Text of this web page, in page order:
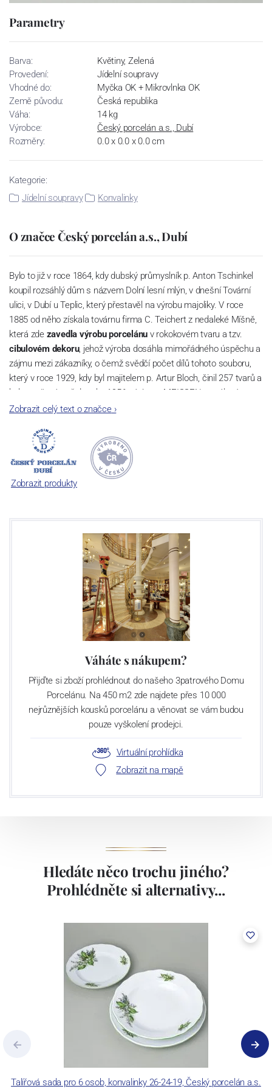
Parametry
Barva:
Květiny, Zelená
Provedení:
Jídelní soupravy
Vhodné do:
Myčka OK + Mikrovlnka OK
Země původu:
Česká republika
Váha:
14 kg
Výrobce:
Český porcelán a.s., Dubí
Rozměry:
0.0 x 0.0 x 0.0 cm
Kategorie:
Jídelní soupravy
Konvalinky
O značce Český porcelán a.s., Dubí
Bylo to již v roce 1864, kdy dubský průmyslník p. Anton Tschinkel
koupil rozsáhlý dům s názvem Dolní lesní mlýn, v dnešní Tovární
ulici, v Dubí u Teplic, který přestavěl na výrobu majoliky. V roce
1885 od něho získala továrnu firma C. Teichert z nedaleké Míšně,
která zdezavedla výrobu porcelánu v rokokovém tvaru a tzv.
cibulovém dekoru, jehož výroba dosáhla mimořádného úspěchu a
zájmu mezi zákazníky, o čemž svědčí počet dílů tohoto souboru,
který v roce 1929, kdy byl majitelem p. Artur Bloch, činil 257 tvarů a
byl označován až do roku 1956 nápisem MEISSEN v oválovém
rámečku.
Dnes, kdy čtete tento úvod, nese firma název
počet jeho dílů v cibulovém provedení je 850 tvarů. Tyto výrobky
jsou garantovány Asociací sklářského a keramického průmyslu
České republiky jako „
Český výrobek
Zobrazit celý text o značce›
Zobrazit produkty
Váháte s nákupem?
Přijďte si zboží prohlédnout do našeho 3patrového Domu
Porcelánu. Na 450 m2 zde najdete přes 10 000
nejrůznějších kousků porcelánu a věnovat se vám budou
pouze vyškolení prodejci.
Virtuální prohlídka
Zobrazit na mapě
Hledáte něco trochu jiného?
Prohlédněte si alternativy...
Talířová sada pro 6 osob, konvalinky 26-24-19, Český porcelán a.s.